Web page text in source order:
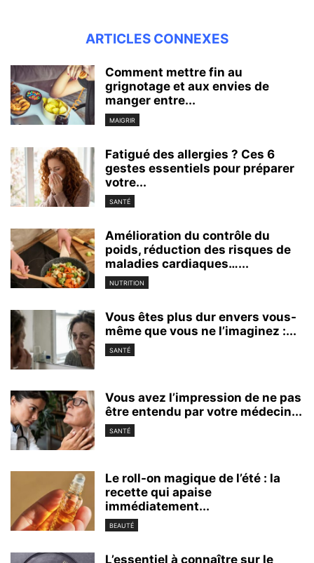
ARTICLES CONNEXES
Comment mettre fin au
grignotage et aux envies de
manger entre...
MAIGRIR
Fatigué des allergies ? Ces 6
gestes essentiels pour préparer
votre...
SANTÉ
Amélioration du contrôle du
poids, réduction des risques de
maladies cardiaques…...
NUTRITION
Vous êtes plus dur envers vous-
même que vous ne l’imaginez :...
SANTÉ
Vous avez l’impression de ne pas
être entendu par votre médecin...
SANTÉ
Le roll-on magique de l’été : la
recette qui apaise
immédiatement...
BEAUTÉ
L’essentiel à connaître sur le